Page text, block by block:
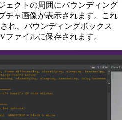
ェクトの周囲にバウンディング
チャ画像が表示されます。これ
れ、バウンディングボックス
ファイルに保存されます。